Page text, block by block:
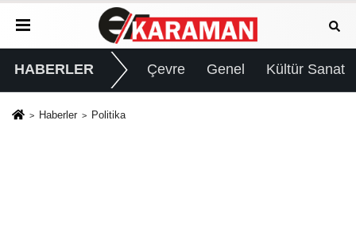
HABERLER Çevre Genel Kültür Sanat
Haberler Politika